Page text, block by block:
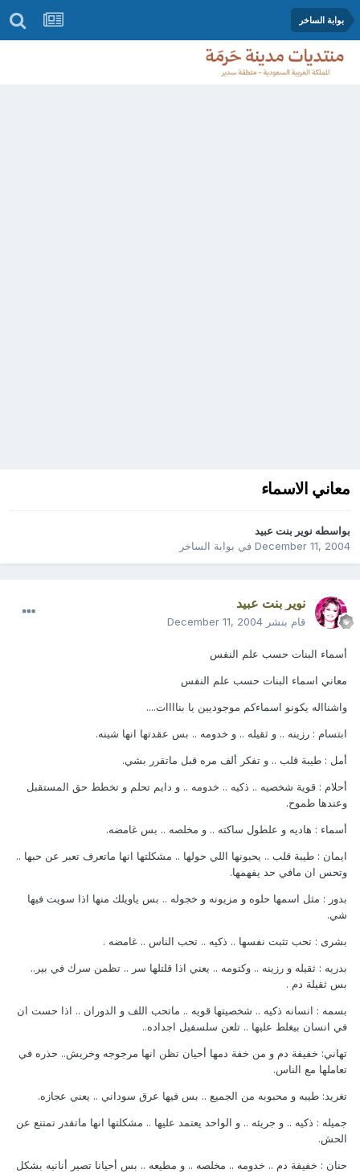
بوابة الساخر
معاني الاسماء
بواسطه نوير بنت عبيد
December 11, 2004في بوابة الساخر
نوير بنت عبيد
قام بنشر December 11, 2004
أسماء البنات حسب علم النفس
معاني اسماء البنات حسب علم النفس
واشنااله يكونو اسماءكم موجوديين يا بناااات....
ابتسام : رزينه .. و ثقيله .. و خدومه .. بس عقدتها انها شينه.
أمل : طيبة قلب .. و تفكر ألف مره قبل ماتقرر بشي.
أحلام : قوية شخصيه .. ذكيه .. خدومه .. و دايم تحلم و تخطط حق المستقبل
وعندها طموح.
أسماء : هاديه و علطول ساكته .. و مخلصه .. بس غامضه.
ايمان : طيبة قلب .. يحبونها اللي حولها .. مشكلتها انها ماتعرف تعبر عن حبها ..
وتحس ان مافي حد يفهمها.
بدور : مثل اسمها حلوه و مزيونه و خجوله .. بس ياويلك منها اذا سويت فيها
شي.
بشرى : تحب تثبت نفسها .. ذكيه .. تحب الناس .. غامضه .
بدريه : ثقيله و رزينه .. وكتومه .. يعني اذا قلتلها سر .. تظمن سرك في بير..
بس ثقيلة دم .
بسمه : انسانه ذكيه .. شخصيتها قويه .. ماتحب اللف و الدوران .. اذا حست ان
في انسان بيغلط عليها .. تلعن سلسفيل اجداده..
تهاني: خفيفة دم و من خفة دمها أحيان تظن انها مرجوجه وخريش.. حذره في
تعاملها مع الناس.
تغريد: طيبه و محبوبه من الجميع .. بس فيها عرق سوداني .. يعني عجازه.
جميله : ذكيه .. و جريئه .. و الواحد يعتمد عليها .. مشكلتها انها ماتقدر تمتنع عن
الحش.
حنان : خفيفة دم .. خدومه .. مخلصه .. و مطيعه .. بس أحيانا تصير أنانيه بشكل